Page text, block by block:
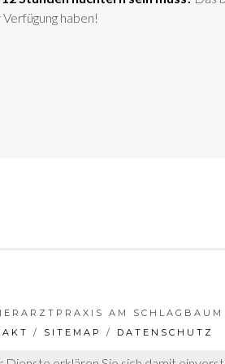
haben!
AM SCHLAGBAUM
/ SITEMAP / DATENSCHUTZ